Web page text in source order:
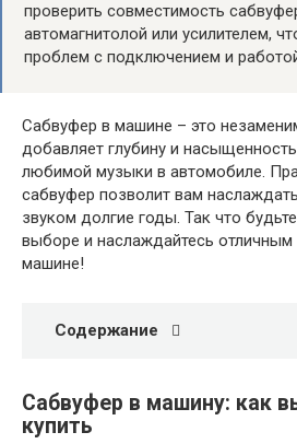
проверить совместимость
автомагнитолой или усилителем,
проблем с подключением и
Сабвуфер в машине – это
добавляет глубину и
любимой музыки в автомобиле.
сабвуфер позволит вам
звуком долгие годы. Так что
выборе и наслаждайтесь отличным
машине!
Содержание
Сабвуфер в машину: как
купить